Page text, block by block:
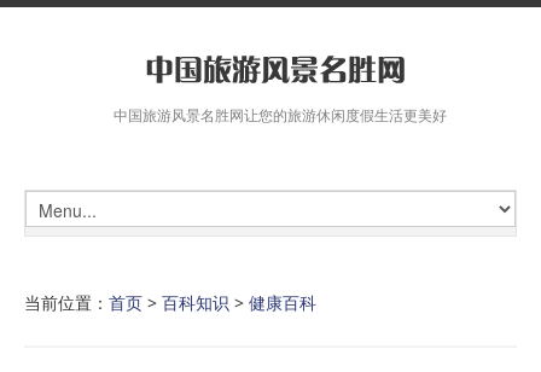
中国旅游风景名胜网让您的旅游休闲度假生活更美好
当前位置： 首页 > 百科知识 > 健康百科